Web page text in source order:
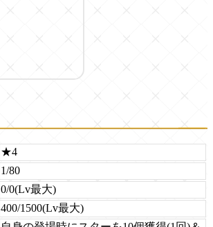
★4
1/80
0/0(Lv最大)
400/1500(Lv最大)